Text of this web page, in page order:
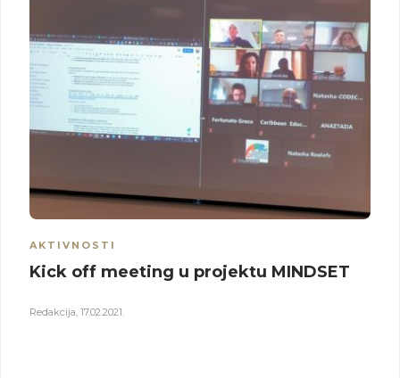
AKTIVNOSTI
Kick off meeting u projektu MINDSET
Redakcija 17.02.2021.